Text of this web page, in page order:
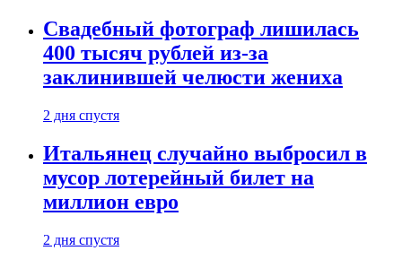
Свадебный фотограф лишилась
400 тысяч рублей из-за
заклинившей челюсти жениха
2 дня спустя
Итальянец случайно выбросил в
мусор лотерейный билет на
миллион евро
2 дня спустя